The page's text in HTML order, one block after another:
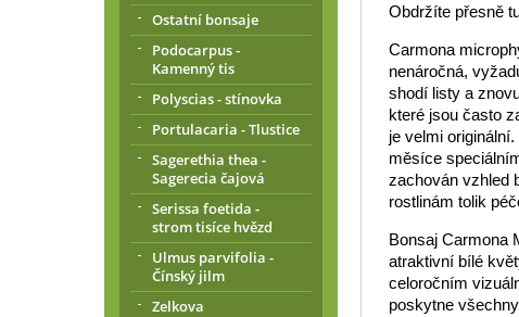
Obdržíte přesně
Carmona
nenáročná,
shodí listy a
které jsou často
je velmi
měsíce
zachován vzhled
rostlinám tolik
Bonsaj Carmona
atraktivní bílé
celoročním
poskytne
Ostatní bonsaje
Podocarpus -
Kamenný tis
Polyscias - stínovka
Portulacaria - Tlustice
Sagerethia thea -
Sagerecia čajová
Serissa foetida -
strom tisíce hvězd
Ulmus parvifolia -
Čínský jilm
Zelkova